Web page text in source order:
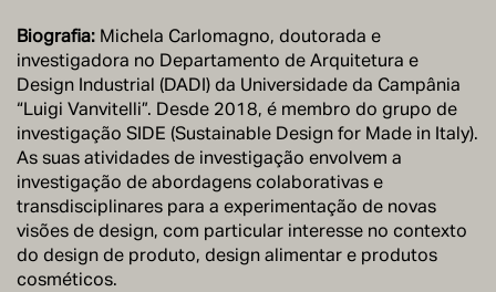
Biografia: Michela Carlomagno, doutorada e
investigadora no Departamento de Arquitetura e
Design Industrial (DADI) da Universidade da Campânia
“Luigi Vanvitelli”. Desde 2018, é membro do grupo de
investigação SIDE (Sustainable Design for Made in Italy).
As suas atividades de investigação envolvem a
investigação de abordagens colaborativas e
transdisciplinares para a experimentação de novas
visões de design, com particular interesse no contexto
do design de produto, design alimentar e produtos
cosméticos.